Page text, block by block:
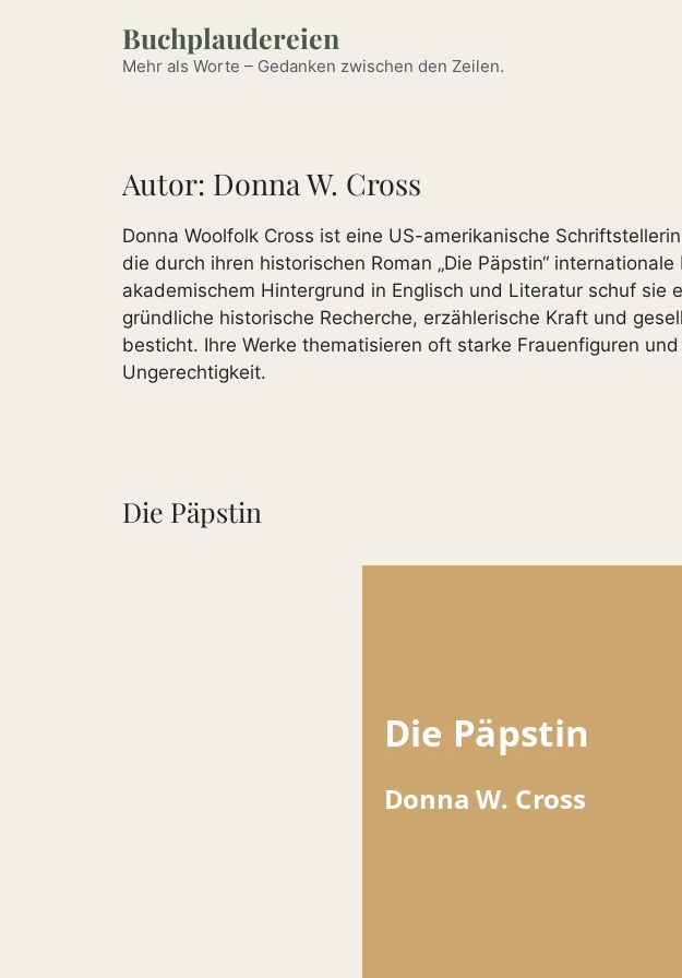
Buchplaudereien
Mehr als Worte – Gedanken zwischen den Zeilen.
Autor: Donna W. Cross
Donna Woolfolk Cross ist eine US-amerikanische
die durch ihren historischen Roman „Die Päpstin“
akademischem Hintergrund in Englisch und Literatur schuf sie
gründliche historische Recherche, erzählerische Kraft und
besticht. Ihre Werke thematisieren oft starke Frauenfiguren
Ungerechtigkeit.
Die Päpstin